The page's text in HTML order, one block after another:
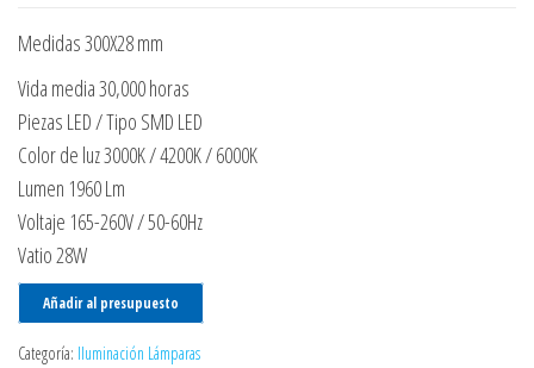
Medidas 300X28 mm
Vida media 30,000 horas
Piezas LED / Tipo SMD LED
Color de luz 3000K / 4200K / 6000K
Lumen 1960 Lm
Voltaje 165-260V / 50-60Hz
Vatio 28W
Añadir al presupuesto
Categoría: Iluminación Lámparas